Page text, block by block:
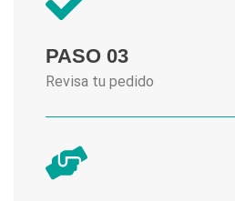
PASO 03
Revisa tu pedido